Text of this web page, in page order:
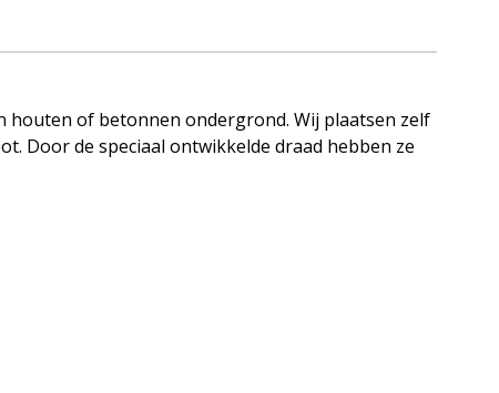
houten of betonnen ondergrond. Wij plaatsen zelf
Door de speciaal ontwikkelde draad hebben ze